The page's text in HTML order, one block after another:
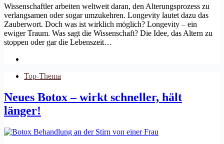
Wissenschaftler arbeiten weltweit daran, den Alterungsprozess zu
verlangsamen oder sogar umzukehren. Longevity lautet dazu das
Zauberwort. Doch was ist wirklich möglich? Longevity – ein
ewiger Traum. Was sagt die Wissenschaft? Die Idee, das Altern zu
stoppen oder gar die Lebenszeit…
Top-Thema
Neues Botox – wirkt schneller, hält
länger!